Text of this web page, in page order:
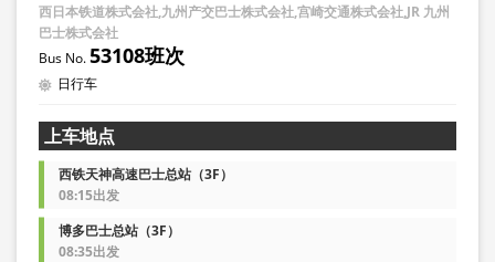
西日本铁道株式会社,九州产交巴士株式会社,宫崎交通株式会社,JR 九州
巴士株式会社
53108班次
日行车
上车地点
西铁天神高速巴士总站（3F）
08:15出发
博多巴士总站（3F）
08:35出发